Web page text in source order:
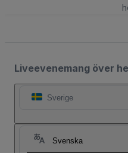
Liveevenemang över
Sverige
Svenska